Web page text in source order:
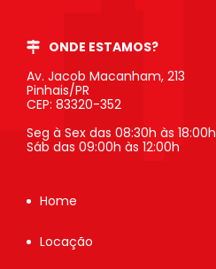
ONDE ESTAMOS?
Av. Jacob Macanham, 213
Pinhais/PR
CEP: 83320-352
Seg à Sex das 08:30h às 18:00h
Sáb das 09:00h às 12:00h
Home
Locação